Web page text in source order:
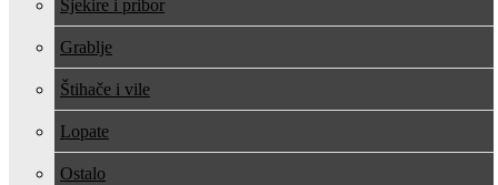
Sjekire i pribor
Grablje
Štihače i vile
Lopate
Ostalo